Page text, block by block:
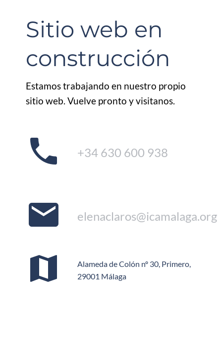
Sitio web en
construcción
Estamos trabajando en nuestro propio
sitio web. Vuelve pronto y visitanos.
phone +34 630 600 938
mail elenaclaros@icamalaga.org
map
Alameda de Colón nº 30, Primero,
29001 Málaga